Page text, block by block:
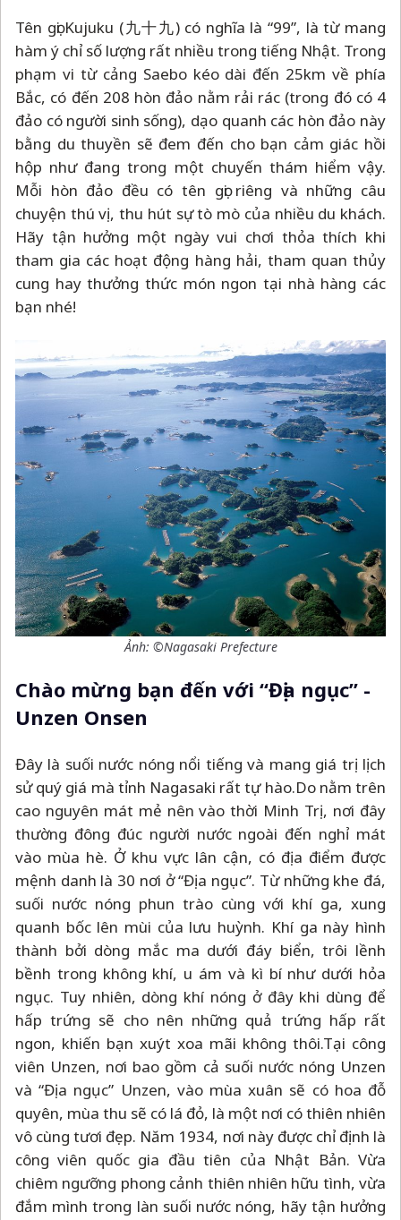
Tên gọi Kujuku (九十九) có nghĩa là “99”, là từ mang
hàm ý chỉ số lượng rất nhiều trong tiếng Nhật. Trong
phạm vi từ cảng Saebo kéo dài đến 25km về phía
Bắc, có đến 208 hòn đảo nằm rải rác (trong đó có 4
đảo có người sinh sống), dạo quanh các hòn đảo này
bằng du thuyền sẽ đem đến cho bạn cảm giác hồi
hộp như đang trong một chuyến thám hiểm vậy.
Mỗi hòn đảo đều có tên gọi riêng và những câu
chuyện thú vị, thu hút sự tò mò của nhiều du khách.
Hãy tận hưởng một ngày vui chơi thỏa thích khi
tham gia các hoạt động hàng hải, tham quan thủy
cung hay thưởng thức món ngon tại nhà hàng các
bạn nhé!
Ảnh: ©Nagasaki Prefecture
Chào mừng bạn đến với “Địa ngục” -
Unzen Onsen
Đây là suối nước nóng nổi tiếng và mang giá trị lịch
sử quý giá mà tỉnh Nagasaki rất tự hào.Do nằm trên
cao nguyên mát mẻ nên vào thời Minh Trị, nơi đây
thường đông đúc người nước ngoài đến nghỉ mát
vào mùa hè. Ở khu vực lân cận, có địa điểm được
mệnh danh là 30 nơi ở “Địa ngục”. Từ những khe đá,
suối nước nóng phun trào cùng với khí ga, xung
quanh bốc lên mùi của lưu huỳnh. Khí ga này hình
thành bởi dòng mắc ma dưới đáy biển, trôi lềnh
bềnh trong không khí, u ám và kì bí như dưới hỏa
ngục. Tuy nhiên, dòng khí nóng ở đây khi dùng để
hấp trứng sẽ cho nên những quả trứng hấp rất
ngon, khiến bạn xuýt xoa mãi không thôi.Tại công
viên Unzen, nơi bao gồm cả suối nước nóng Unzen
và “Địa ngục” Unzen, vào mùa xuân sẽ có hoa đỗ
quyên, mùa thu sẽ có lá đỏ, là một nơi có thiên nhiên
vô cùng tươi đẹp. Năm 1934, nơi này được chỉ định là
công viên quốc gia đầu tiên của Nhật Bản. Vừa
chiêm ngưỡng phong cảnh thiên nhiên hữu tình, vừa
đắm mình trong làn suối nước nóng, hãy tận hưởng